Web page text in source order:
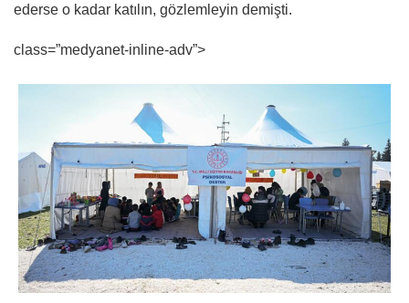
ederse o kadar katılın, gözlemleyin demişti.
class=”medyanet-inline-adv”>